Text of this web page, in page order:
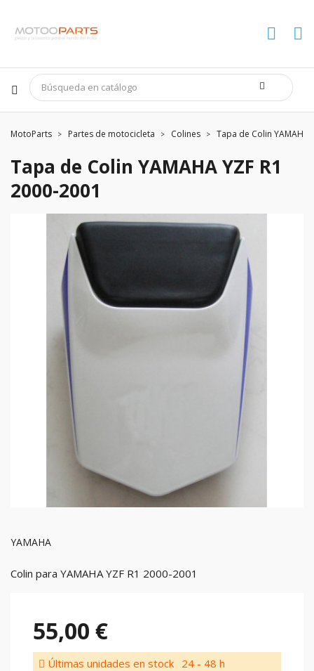
MotoParts Partes de motocicleta Colines Tapa de Colin YAMAHA
Tapa de Colin YAMAHA YZF R1
2000-2001
YAMAHA
Colin para YAMAHA YZF R1 2000-2001
55,00 €
Últimas unidades en stock 24 - 48 h